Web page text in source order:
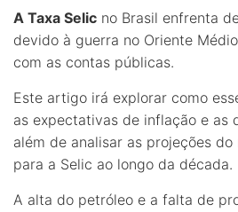
A Taxa Selic no Brasil enfrenta
devido à guerra no Oriente
com as contas públicas.
Este artigo irá explorar como
as expectativas de inflação e as
além de analisar as projeções
para a Selic ao longo da década.
A alta do petróleo e a falta de